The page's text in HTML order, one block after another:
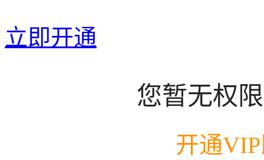
立即开通
您暂无权
开通